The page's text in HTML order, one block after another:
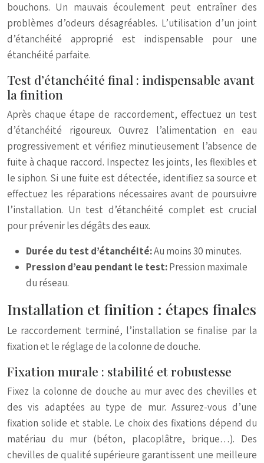
bouchons. Un mauvais écoulement peut entraîner des
problèmes d’odeurs désagréables. L’utilisation d’un joint
d’étanchéité approprié est indispensable pour une
étanchéité parfaite.
Test d’étanchéité final : indispensable avant
la finition
Après chaque étape de raccordement, effectuez un test
d’étanchéité rigoureux. Ouvrez l’alimentation en eau
progressivement et vérifiez minutieusement l’absence de
fuite à chaque raccord. Inspectez les joints, les flexibles et
le siphon. Si une fuite est détectée, identifiez sa source et
effectuez les réparations nécessaires avant de poursuivre
l’installation. Un test d’étanchéité complet est crucial
pour prévenir les dégâts des eaux.
Durée du test d’étanchéité:Au moins 30 minutes.
Pression d’eau pendant le test:Pression maximale
du réseau.
Installation et finition : étapes finales
Le raccordement terminé, l’installation se finalise par la
fixation et le réglage de la colonne de douche.
Fixation murale : stabilité et robustesse
Fixez la colonne de douche au mur avec des chevilles et
des vis adaptées au type de mur. Assurez-vous d’une
fixation solide et stable. Le choix des fixations dépend du
matériau du mur (béton, placoplâtre, brique…). Des
chevilles de qualité supérieure garantissent une meilleure